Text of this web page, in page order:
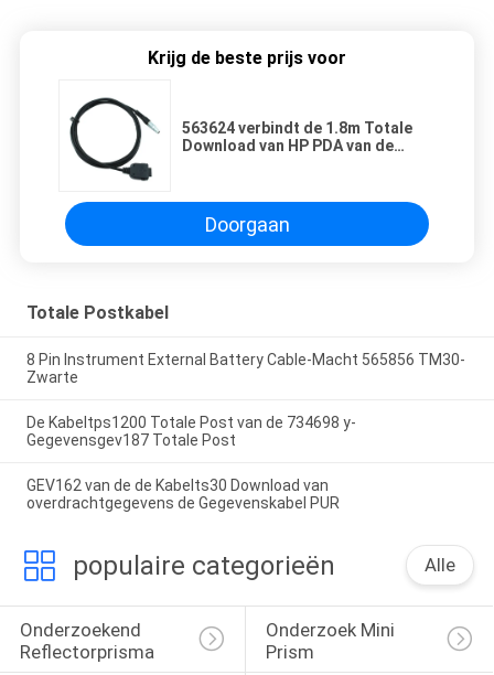
Krijg de beste prijs voor
563624 verbindt de 1.8m Totale
Download van HP PDA van de
Doorgaan
Totale Postkabel
8 Pin Instrument External Battery Cable-Macht 565856 TM30-
Zwarte
De Kabeltps1200 Totale Post van de 734698 y-
Gegevensgev187 Totale Post
GEV162 van de de Kabelts30 Download van
overdrachtgegevens de Gegevenskabel PUR
populaire categorieën Alle
Onderzoekend
Reflectorprisma
Onderzoek Mini
Prism